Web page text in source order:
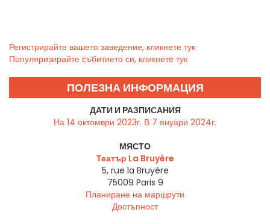
Регистрирайте вашето заведение, кликнете тук
Популяризирайте събитието си, кликнете тук
ПОЛЕЗНА ИНФОРМАЦИЯ
ДАТИ И РАЗПИСАНИЯ
На 14 октомври 2023г. В 7 януари 2024г.
МЯСТО
Театър La Bruyère
5, rue la Bruyère
75009 Paris 9
Планиране на маршрути
Достъпност